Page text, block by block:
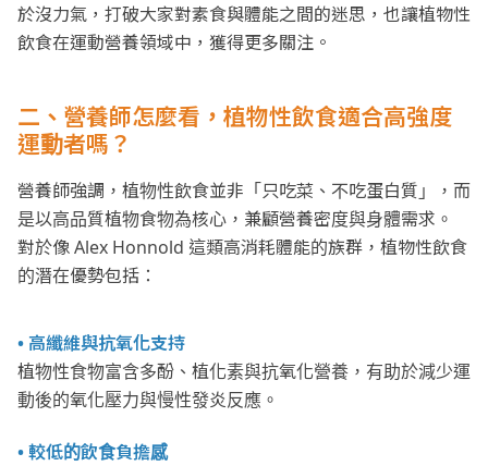
於沒力氣，打破大家對素食與體能之間的迷思，也讓植物性
飲食在運動營養領域中，獲得更多關注。
二、營養師怎麼看，植物性飲食適合高強度
運動者嗎？
營養師強調，植物性飲食並非「只吃菜、不吃蛋白質」，而
是以高品質植物食物為核心，兼顧營養密度與身體需求。
對於像 Alex Honnold 這類高消耗體能的族群，植物性飲食
的潛在優勢包括：
• 高纖維與抗氧化支持
植物性食物富含多酚、植化素與抗氧化營養，有助於減少運
動後的氧化壓力與慢性發炎反應。
• 較低的飲食負擔感